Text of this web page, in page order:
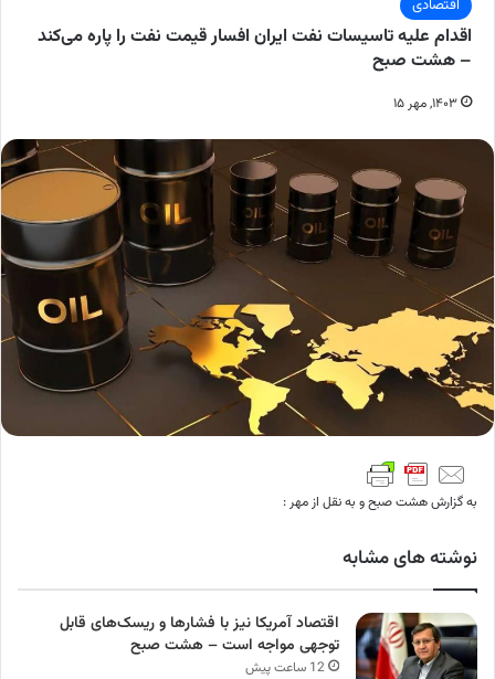
اقتصادی
اقدام علیه تاسیسات نفت ایران افسار قیمت نفت را پاره می‌کند
– هشت صبح
۱۴۰۳, مهر ۱۵
به گزارش هشت صبح و به نقل از مهر :
نوشته های مشابه
اقتصاد آمریکا نیز با فشارها و ریسک‌های قابل
توجهی مواجه است – هشت صبح
12 ساعت پیش